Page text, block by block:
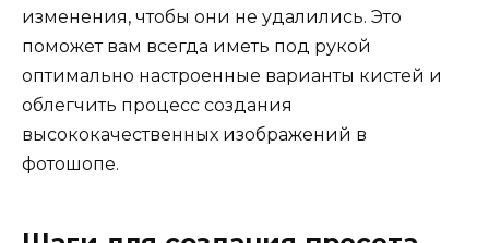
изменения, чтобы они не удалились. Это
поможет вам всегда иметь под рукой
оптимально настроенные варианты кистей и
облегчить процесс создания
высококачественных изображений в
фотошопе.